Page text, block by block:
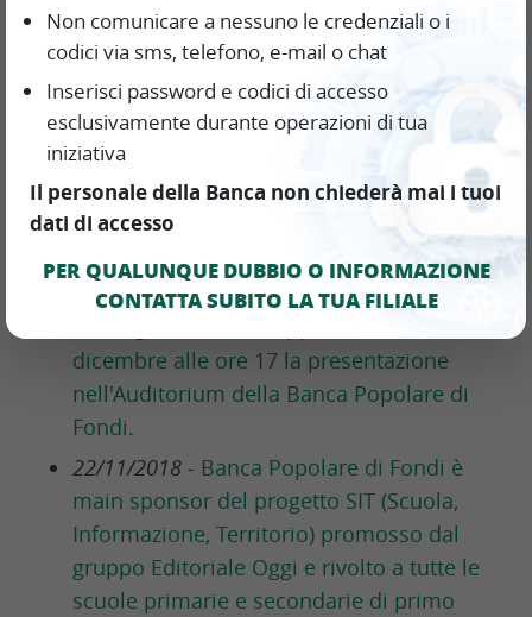
all’Ordinanza del Capo Dipartimento della
Protezione Civile (OCDPC) n. 558 del 15
novembre 2018, pubblicata nella Gazzetta
Ufficiale n. 270 del 20 novembre 2018.
28/11/2018 -
Norme antiriciclaggio: entro
il 31 dicembre 2018 obbligo di estinzione
per i libretti al portatore.
27/11/2018 -La Banca Popolare di Fondi
contribuisce al restauro del Film "Italiani
dicembre alle ore 17 la presentazione
nell'Auditorium della Banca Popolare di
Fondi.
22/11/2018 - Banca Popolare di Fondi è
main sponsor del progetto SIT (Scuola,
Informazione, Territorio) promosso dal
gruppo Editoriale Oggi e rivolto a tutte le
scuole primarie e secondarie di primo
Non comunicare a nessuno le credenziali o i
codici via sms, telefono, e-mail o chat
Inserisci password e codici di accesso
esclusivamente durante operazioni di tua
iniziativa
Il personale della Banca non chiederà mai i tuoi
dati di accesso
PER QUALUNQUE DUBBIO O INFORMAZIONE
CONTATTA SUBITO LA TUA FILIALE